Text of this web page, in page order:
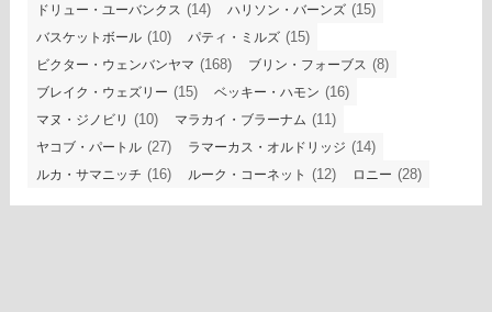
ドリュー・ユーバンクス (14) ハリソン・バーンズ (15)
バスケットボール (10) パティ・ミルズ (15)
ビクター・ウェンバンヤマ (168) ブリン・フォーブス (8)
ブレイク・ウェズリー (15) ベッキー・ハモン (16)
マヌ・ジノビリ (10) マラカイ・ブラーナム (11)
ヤコブ・パートル (27) ラマーカス・オルドリッジ (14)
ルカ・サマニッチ (16) ルーク・コーネット (12) ロニー (28)